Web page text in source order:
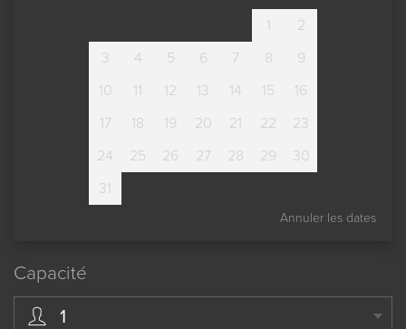
1
2
3
4 5 6 7 8
9
10
11 12 13 14 15
16
17
18 19 20 21 22
23
24
25 26 27 28 29
30
31
Annuler les dates
Capacité
1